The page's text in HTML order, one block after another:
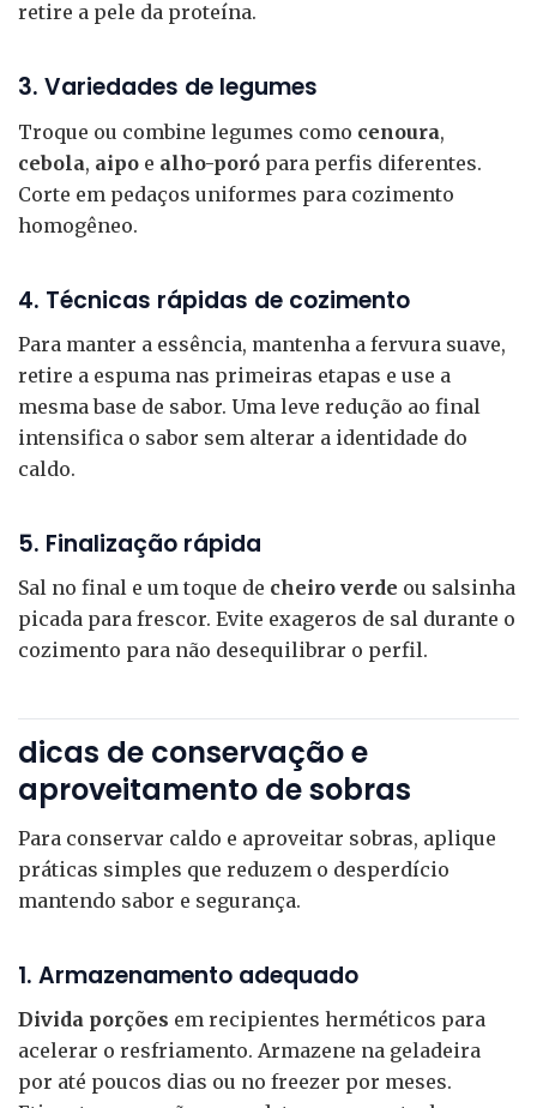
retire a pele da proteína.
3. Variedades de legumes
Troque ou combine legumes como cenoura,
cebola, aipo e alho-poró para perfis diferentes.
Corte em pedaços uniformes para cozimento
homogêneo.
4. Técnicas rápidas de cozimento
Para manter a essência, mantenha a fervura suave,
retire a espuma nas primeiras etapas e use a
mesma base de sabor. Uma leve redução ao final
intensifica o sabor sem alterar a identidade do
caldo.
5. Finalização rápida
Sal no final e um toque de cheiro verde ou salsinha
picada para frescor. Evite exageros de sal durante o
cozimento para não desequilibrar o perfil.
dicas de conservação e
aproveitamento de sobras
Para conservar caldo e aproveitar sobras, aplique
práticas simples que reduzem o desperdício
mantendo sabor e segurança.
1. Armazenamento adequado
Divida porções em recipientes herméticos para
acelerar o resfriamento. Armazene na geladeira
por até poucos dias ou no freezer por meses.